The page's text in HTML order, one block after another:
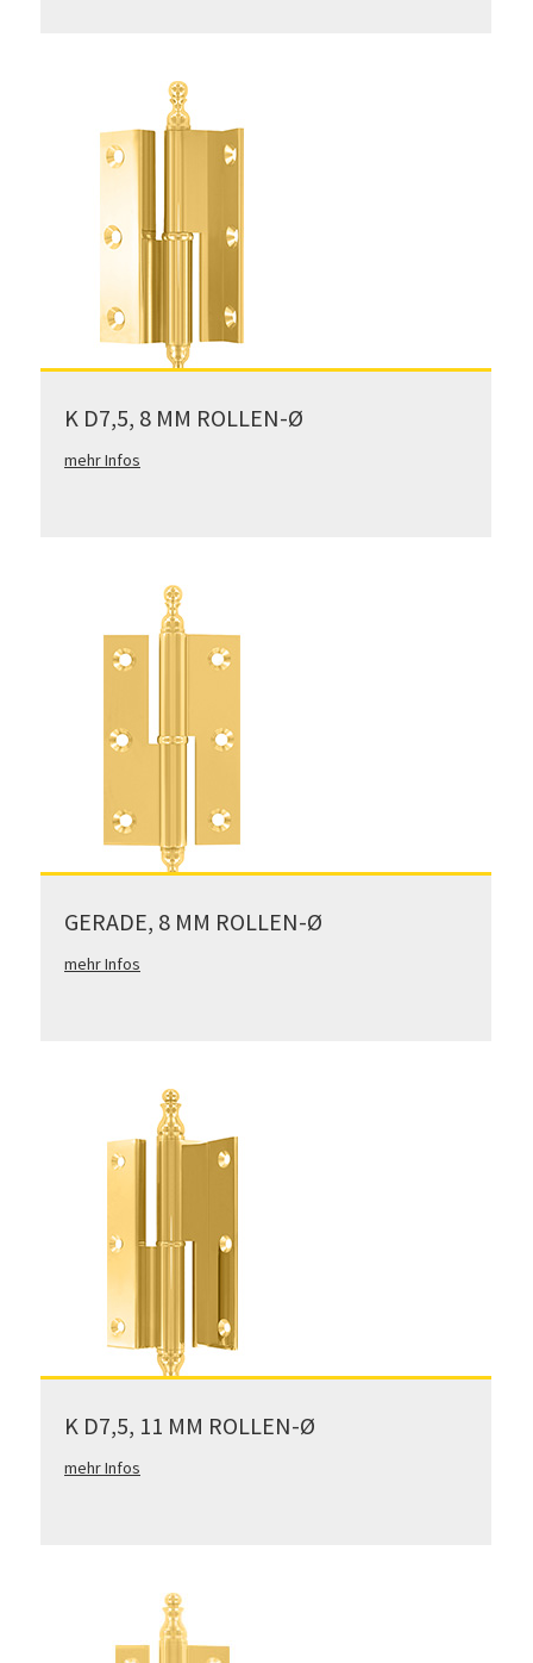
K D7,5, 8 MM ROLLEN-Ø
mehr Infos
GERADE, 8 MM ROLLEN-Ø
mehr Infos
K D7,5, 11 MM ROLLEN-Ø
mehr Infos